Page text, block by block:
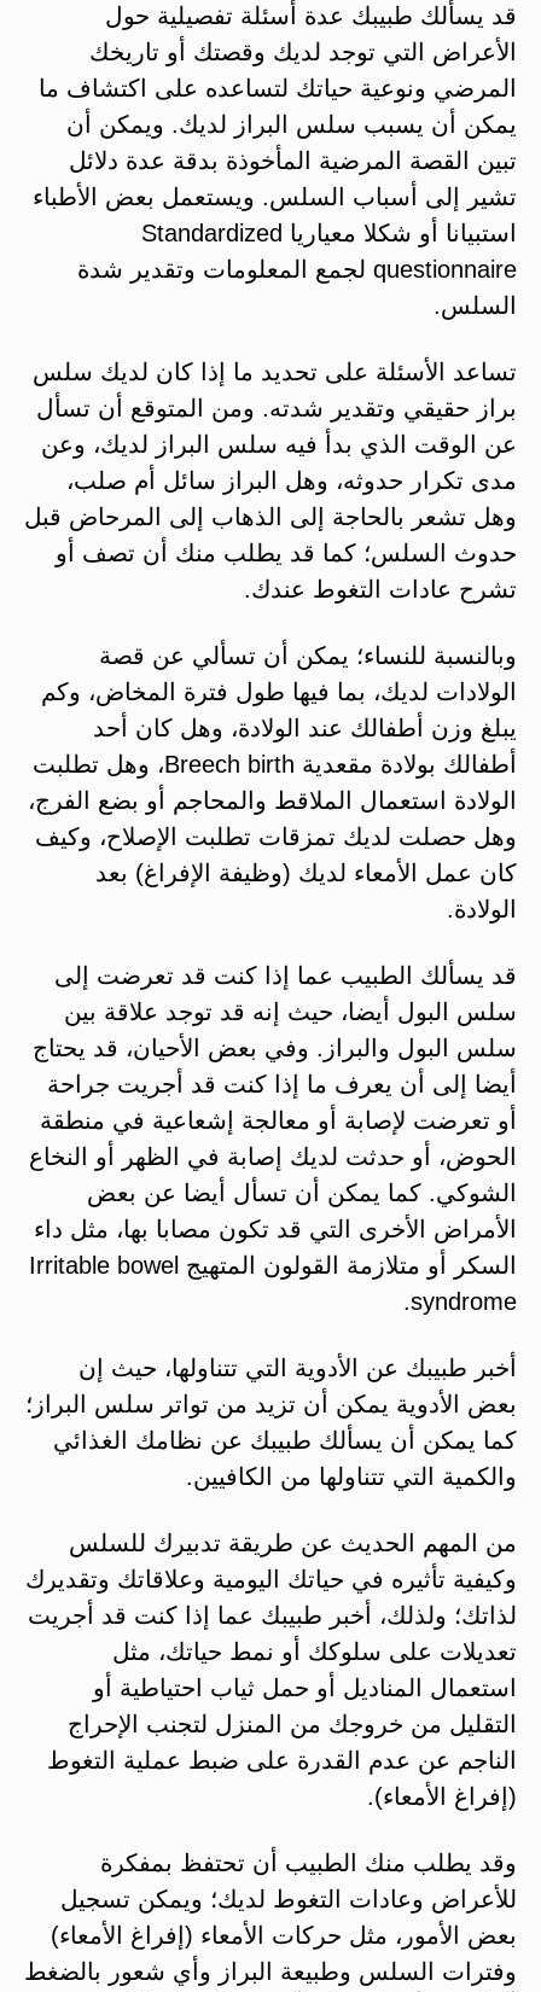
قد يسألك طبيبك عدة أسئلة تفصيلية حول
الأعراض التي توجد لديك وقصتك أو تاريخك
المرضي ونوعية حياتك لتساعده على اكتشاف ما
يمكن أن يسبب سلس البراز لديك. ويمكن أن
تبين القصة المرضية المأخوذة بدقة عدة دلائل
تشير إلى أسباب السلس. ويستعمل بعض الأطباء
استبيانا أو شكلا معياريا Standardized
questionnaire لجمع المعلومات وتقدير شدة
السلس.
تساعد الأسئلة على تحديد ما إذا كان لديك سلس
براز حقيقي وتقدير شدته. ومن المتوقع أن تسأل
عن الوقت الذي بدأ فيه سلس البراز لديك، وعن
مدى تكرار حدوثه، وهل البراز سائل أم صلب،
وهل تشعر بالحاجة إلى الذهاب إلى المرحاض قبل
حدوث السلس؛ كما قد يطلب منك أن تصف أو
تشرح عادات التغوط عندك.
وبالنسبة للنساء؛ يمكن أن تسألي عن قصة
الولادات لديك، بما فيها طول فترة المخاض، وكم
يبلغ وزن أطفالك عند الولادة، وهل كان أحد
أطفالك بولادة مقعدية Breech birth، وهل تطلبت
الولادة استعمال الملاقط والمحاجم أو بضع الفرج،
وهل حصلت لديك تمزقات تطلبت الإصلاح، وكيف
كان عمل الأمعاء لديك (وظيفة الإفراغ) بعد
الولادة.
قد يسألك الطبيب عما إذا كنت قد تعرضت إلى
سلس البول أيضا، حيث إنه قد توجد علاقة بين
سلس البول والبراز. وفي بعض الأحيان، قد يحتاج
أيضا إلى أن يعرف ما إذا كنت قد أجريت جراحة
أو تعرضت لإصابة أو معالجة إشعاعية في منطقة
الحوض، أو حدثت لديك إصابة في الظهر أو النخاع
الشوكي. كما يمكن أن تسأل أيضا عن بعض
الأمراض الأخرى التي قد تكون مصابا بها، مثل داء
السكر أو متلازمة القولون المتهيج Irritable bowel
syndrome.
أخبر طبيبك عن الأدوية التي تتناولها، حيث إن
بعض الأدوية يمكن أن تزيد من تواتر سلس البراز؛
كما يمكن أن يسألك طبيبك عن نظامك الغذائي
والكمية التي تتناولها من الكافيين.
من المهم الحديث عن طريقة تدبيرك للسلس
وكيفية تأثيره في حياتك اليومية وعلاقاتك وتقديرك
لذاتك؛ ولذلك، أخبر طبيبك عما إذا كنت قد أجريت
تعديلات على سلوكك أو نمط حياتك، مثل
استعمال المناديل أو حمل ثياب احتياطية أو
التقليل من خروجك من المنزل لتجنب الإحراج
الناجم عن عدم القدرة على ضبط عملية التغوط
(إفراغ الأمعاء).
وقد يطلب منك الطبيب أن تحتفظ بمفكرة
للأعراض وعادات التغوط لديك؛ ويمكن تسجيل
بعض الأمور، مثل حركات الأمعاء (إفراغ الأمعاء)
وفترات السلس وطبيعة البراز وأي شعور بالضغط